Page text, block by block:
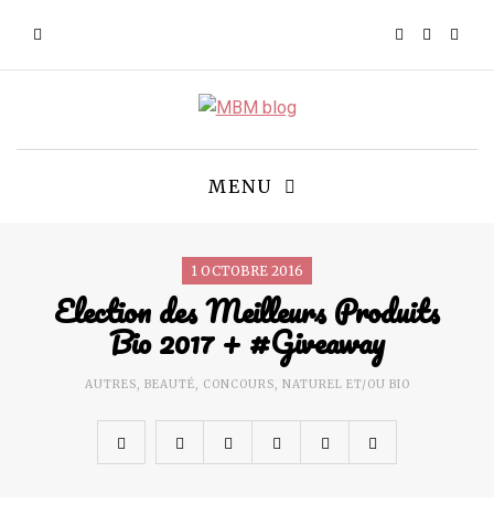
MENU
1 OCTOBRE 2016
Election des Meilleurs Produits
Bio 2017 + #Giveaway
AUTRES, BEAUTÉ, CONCOURS, NATUREL ET/OU BIO